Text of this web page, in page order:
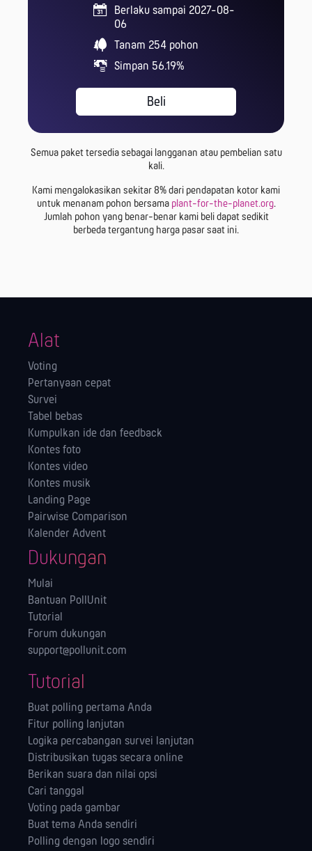
Berlaku sampai 2027-08-
06
Tanam 254 pohon
Simpan 56.19%
Beli
Semua paket tersedia sebagai langganan atau pembelian satu
kali.
Kami mengalokasikan sekitar 8% dari pendapatan kotor kami
untuk menanam pohon bersama plant-for-the-planet.org.
Jumlah pohon yang benar-benar kami beli dapat sedikit
berbeda tergantung harga pasar saat ini.
Alat
Voting
Pertanyaan cepat
Survei
Tabel bebas
Kumpulkan ide dan feedback
Kontes foto
Kontes video
Kontes musik
Landing Page
Pairwise Comparison
Kalender Advent
Dukungan
Mulai
Bantuan PollUnit
Tutorial
Forum dukungan
support@pollunit.com
Tutorial
Buat polling pertama Anda
Fitur polling lanjutan
Logika percabangan survei lanjutan
Distribusikan tugas secara online
Berikan suara dan nilai opsi
Cari tanggal
Voting pada gambar
Buat tema Anda sendiri
Polling dengan logo sendiri